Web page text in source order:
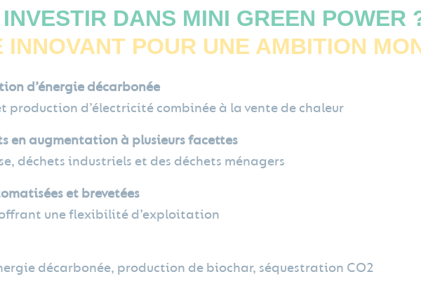
DANS MINI GREEN POWER
INNOVANT POUR UNE AMBITION
d’énergie décarbonée
production d’électricité combinée à la vente de chaleur
en augmentation à plusieurs facettes
déchets industriels et des déchets ménagers
et brevetées
une flexibilité d’exploitation
décarbonée, production de biochar, séquestration CO2